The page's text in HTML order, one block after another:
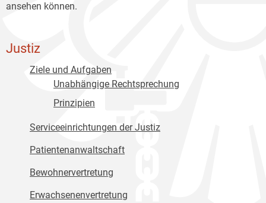
ansehen können.
Justiz
Ziele und Aufgaben
Unabhängige Rechtsprechung
Prinzipien
Serviceeinrichtungen der Justiz
Patientenanwaltschaft
Bewohnervertretung
Erwachsenenvertretung